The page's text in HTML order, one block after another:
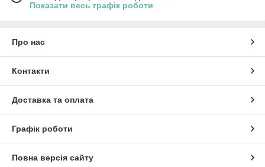
Показати весь графік роботи
Про нас
Контакти
Доставка та оплата
Графік роботи
Повна версія сайту